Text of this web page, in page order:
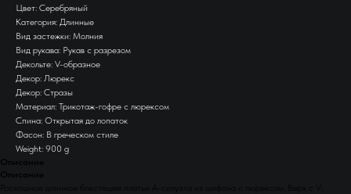
Цвет: Серебряный
Категория: Длинные
Вид застежки: Молния
Вид рукава: Рукав с разрезом
Декольте: V-образное
Декор: Люрекс
Декор: Стразы
Материал: Трикотаж-гофре с люрексом
Спина: Открытая до лопаток
Фасон: В греческом стиле
Weight: 900 g
Описание
Описание
Роскошное длинное блестящее платье А-силуэта из шифона с люрексом. Верх с V-